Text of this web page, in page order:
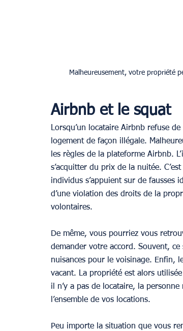
Malheureusement, votre propriété
Airbnb et le squat
Lorsqu’un locataire Airbnb refuse
logement de façon illégale.
les règles de la plateforme Airbnb.
s’acquitter du prix de la nuitée.
individus s’appuient sur de fausses
d’une violation des droits de la
volontaires.
De même, vous pourriez vous
demander votre accord. Souvent,
nuisances pour le voisinage. Enfin,
vacant. La propriété est alors
il n’y a pas de locataire, la
l’ensemble de vos locations.
Peu importe la situation que vous